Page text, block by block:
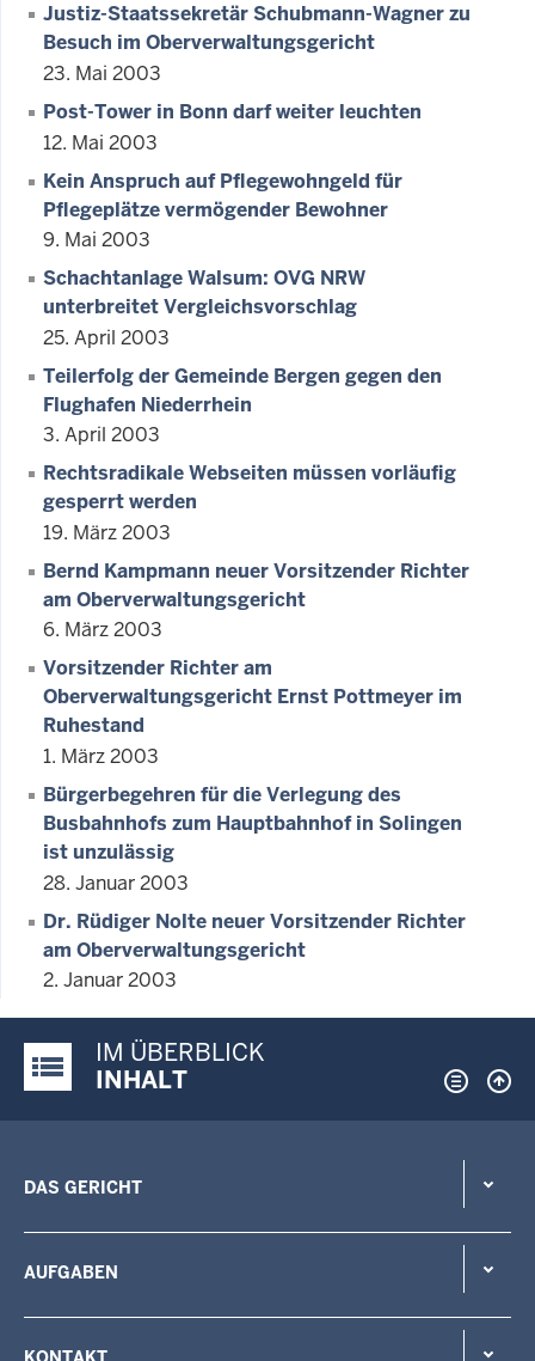
Justiz-Staatssekretär Schubmann-Wagner zu
Besuch im Oberverwaltungsgericht
23. Mai 2003
Post-Tower in Bonn darf weiter leuchten
12. Mai 2003
Kein Anspruch auf Pflegewohngeld für
Pflegeplätze vermögender Bewohner
9. Mai 2003
Schachtanlage Walsum: OVG NRW
unterbreitet Vergleichsvorschlag
25. April 2003
Teilerfolg der Gemeinde Bergen gegen den
Flughafen Niederrhein
3. April 2003
Rechtsradikale Webseiten müssen vorläufig
gesperrt werden
19. März 2003
Bernd Kampmann neuer Vorsitzender Richter
am Oberverwaltungsgericht
6. März 2003
Vorsitzender Richter am
Oberverwaltungsgericht Ernst Pottmeyer im
Ruhestand
1. März 2003
Bürgerbegehren für die Verlegung des
Busbahnhofs zum Hauptbahnhof in Solingen
ist unzulässig
28. Januar 2003
Dr. Rüdiger Nolte neuer Vorsitzender Richter
am Oberverwaltungsgericht
2. Januar 2003
Justiz-Portal im Überblick:
IM ÜBERBLICK
INHALT
DAS GERICHT
AUFGABEN